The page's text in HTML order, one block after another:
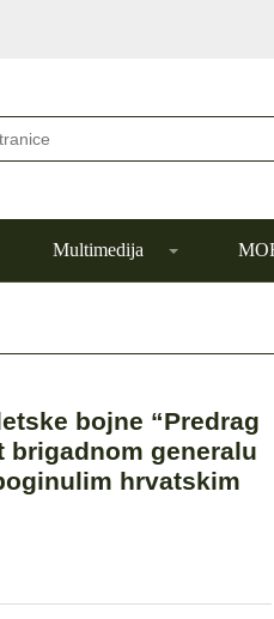
Multimedija
bojne “Predrag
brigadnom generalu
hrvatskim